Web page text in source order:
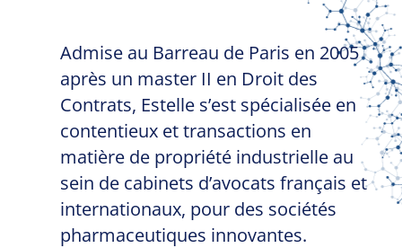
Admise au Barreau de Paris en 2005
après un master II en Droit des
Contrats, Estelle s’est spécialisée en
contentieux et transactions en
matière de propriété industrielle au
sein de cabinets d’avocats français et
internationaux, pour des sociétés
pharmaceutiques innovantes.